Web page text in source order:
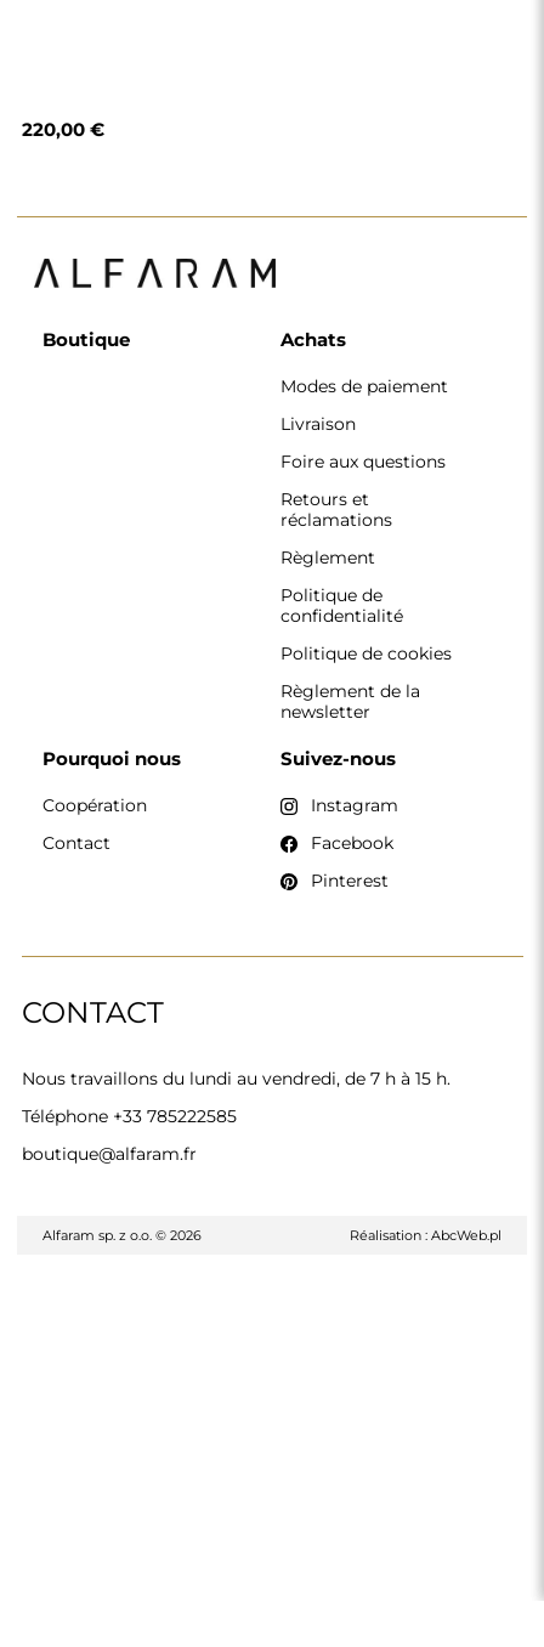
220,00 €
CONTACT
Nous travaillons du lundi au vendredi, de 7 h à 15 h.
Téléphone +33 785222585
boutique@alfaram.fr
Boutique Achats
Modes de paiement
Livraison
Foire aux questions
Retours et
réclamations
Règlement
Politique de
confidentialité
Politique de cookies
Règlement de la
newsletter
Pourquoi nous
Coopération
Contact
Suivez-nous
Instagram
Facebook
Pinterest
Alfaram sp. z o.o. © 2026 Réalisation : AbcWeb.pl